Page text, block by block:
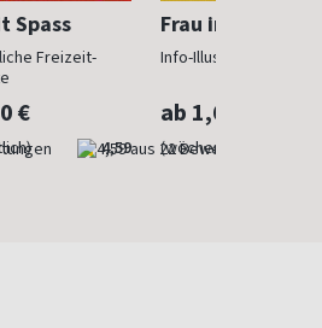
Spass
Freizeit-
€
4,59
Frau im Trend
Info-Illustrierte für
ab 1,60 €
(wöchentlich)